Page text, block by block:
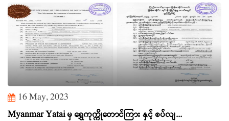
16 May, 2023
Myanmar Yatai မှ ရွှေကုက္ကိုတောင်ကြား နှင့် စပ်လျ...